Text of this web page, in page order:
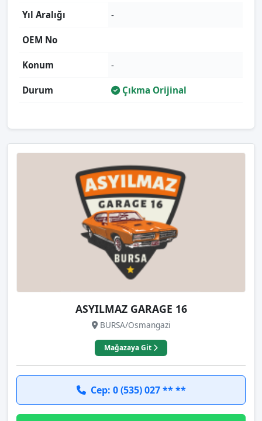
Yıl Aralığı -
OEM No
Konum -
Durum Çıkma Orijinal
ASYILMAZ GARAGE 16
BURSA/Osmangazi
Mağazaya Git
Cep: 0 (535) 027 ** **